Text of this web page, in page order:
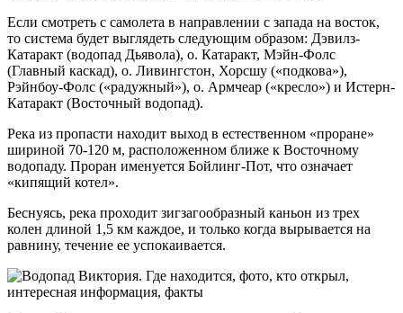
Если смотреть с самолета в направлении с запада на восток,
то система будет выглядеть следующим образом: Дэвилз-
Катаракт (водопад Дьявола), о. Катаракт, Мэйн-Фолс
(Главный каскад), о. Ливингстон, Хорсшу («подкова»),
Рэйнбоу-Фолс («радужный»), о. Армчеар («кресло») и Истерн-
Катаракт (Восточный водопад).
Река из пропасти находит выход в естественном «проране»
шириной 70-120 м, расположенном ближе к Восточному
водопаду. Проран именуется Бойлинг-Пот, что означает
«кипящий котел».
Беснуясь, река проходит зигзагообразный каньон из трех
колен длиной 1,5 км каждое, и только когда вырывается на
равнину, течение ее успокаивается.